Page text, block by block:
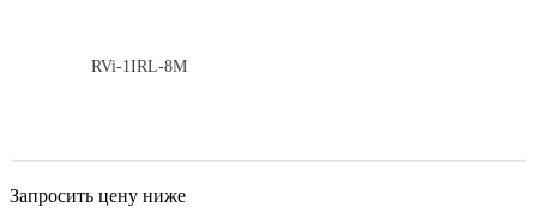
RVi-1IRL-8M
Запросить цену ниже